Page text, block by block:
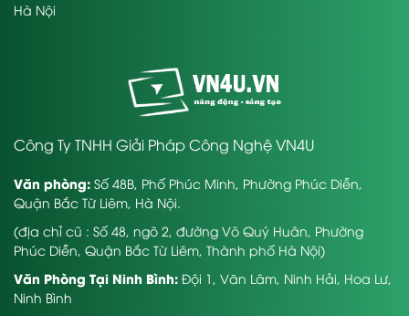
Hà Nội
Công Ty TNHH Giải Pháp Công Nghệ VN4U
Văn phòng: Số 48B, Phố Phúc Minh, Phường Phúc Diễn,
Quận Bắc Từ Liêm, Hà Nội.
(địa chỉ cũ : Số 48, ngõ 2, đường Võ Quý Huân, Phường
Phúc Diễn, Quận Bắc Từ Liêm, Thành phố Hà Nội)
Văn Phòng Tại Ninh Bình: Đội 1, Văn Lâm, Ninh Hải, Hoa Lư,
Ninh Bình